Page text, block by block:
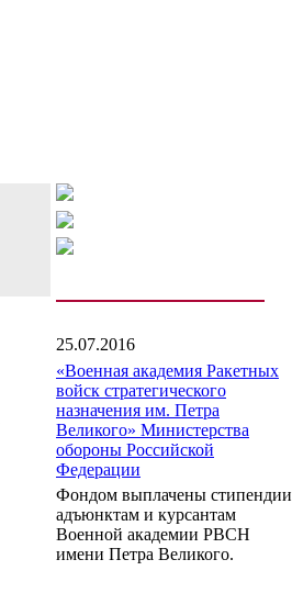
25.07.2016
«Военная академия Ракетных
войск стратегического
назначения им. Петра
Великого» Министерства
обороны Российской
Федерации
Фондом выплачены стипендии
адъюнктам и курсантам
Военной академии РВСН
имени Петра Великого.